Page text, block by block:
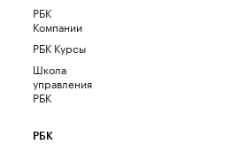
РБК
Компании
РБК Курсы
Школа
управления
РБК
РБК